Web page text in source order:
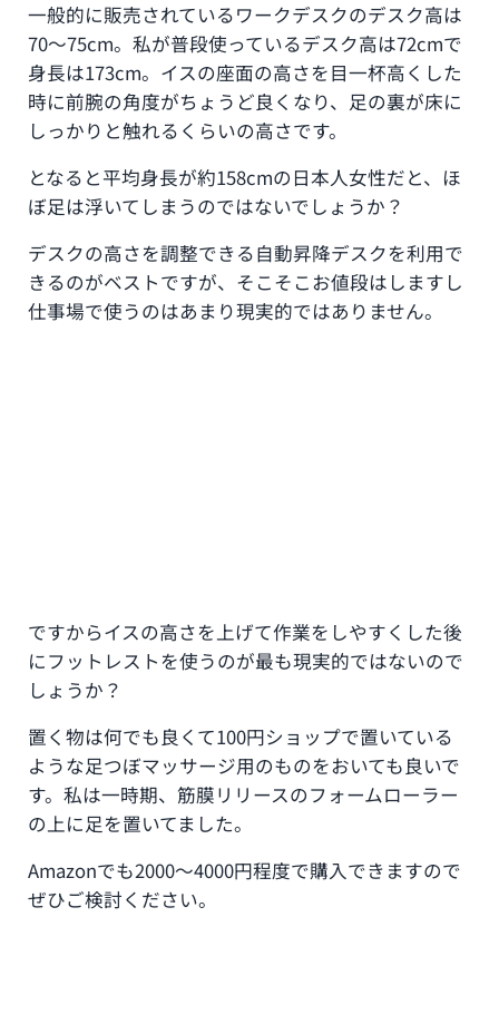
一般的に販売されているワークデスクのデスク高は
70〜75cm。私が普段使っているデスク高は72cmで
身長は173cm。イスの座面の高さを目一杯高くした
時に前腕の角度がちょうど良くなり、足の裏が床に
しっかりと触れるくらいの高さです。
となると平均身長が約158cmの日本人女性だと、ほ
ぼ足は浮いてしまうのではないでしょうか？
デスクの高さを調整できる自動昇降デスクを利用で
きるのがベストですが、そこそこお値段はしますし
仕事場で使うのはあまり現実的ではありません。
ですからイスの高さを上げて作業をしやすくした後
にフットレストを使うのが最も現実的ではないので
しょうか？
置く物は何でも良くて100円ショップで置いている
ような足つぼマッサージ用のものをおいても良いで
す。私は一時期、筋膜リリースのフォームローラー
の上に足を置いてました。
Amazonでも2000〜4000円程度で購入できますので
ぜひご検討ください。